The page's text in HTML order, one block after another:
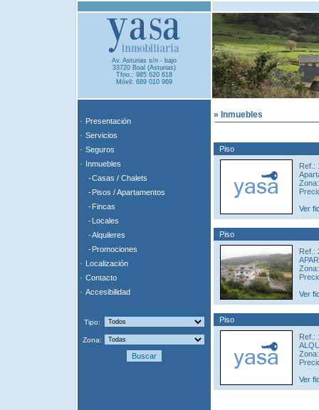
Av. Asturias s/n - bajo
33720 Boal (Asturias)
Tfno.: 985 620 618
Móvil: 689 010 969
· Presentación
· Servicios
· Seguros
· Inmuebles
-Casas / Chalets
- Pisos / Apartamentos
- Fincas
- Locales
-Alquileres
- Promociones
· Localización
· Contacto
· Accesibilidad
Tipo:
Zona:
» Inmuebles
Piso
Ref.:
Ver
Piso
Ref.:
Ver
Piso
Ref.:
Ver